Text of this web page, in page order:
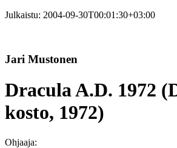
Julkaistu: 2004-09-30T00:01:30+03:00
Jari Mustonen
Dracula A.D. 1972
kosto, 1972)
Ohjaaja: